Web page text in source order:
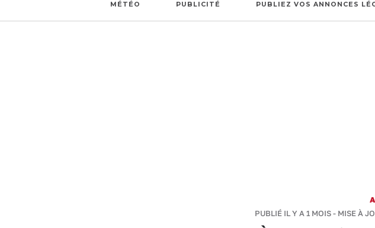
MÉTÉO PUBLICITÉ PUBLIEZ VOS ANNONCES
PUBLIÉ IL Y A 1 MOIS - MISE À